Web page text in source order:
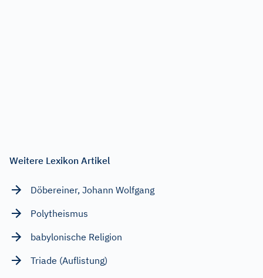
Weitere Lexikon Artikel
Döbereiner, Johann Wolfgang
Polytheismus
babylonische Religion
Triade (Auflistung)